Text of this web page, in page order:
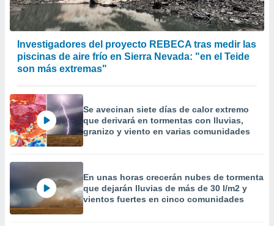
Investigadores del proyecto REBECA tras medir las
piscinas de aire frío en Sierra Nevada: "en el Teide
son más extremas"
Se avecinan siete días de calor extremo
que derivará en tormentas con lluvias,
granizo y viento en varias comunidades
En unas horas crecerán nubes de tormenta
que dejarán lluvias de más de 30 l/m2 y
vientos fuertes en cinco comunidades